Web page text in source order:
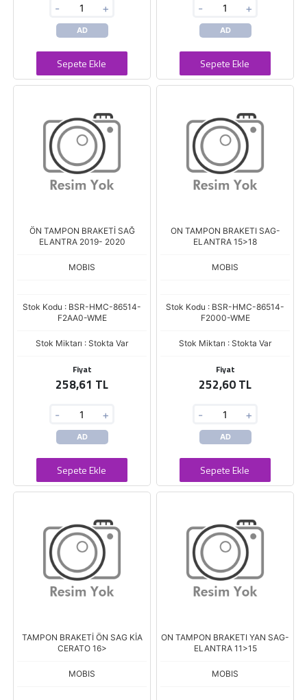
- +
AD
Sepete Ekle
- +
AD
Sepete Ekle
ÖN TAMPON BRAKETİ SAĞ
ELANTRA 2019- 2020
MOBIS
Stok Kodu : BSR-HMC-86514-
F2AA0-WME
Stok Miktarı : Stokta Var
Fiyat
258,61 TL
- +
AD
Sepete Ekle
ON TAMPON BRAKETI SAG-
ELANTRA 15>18
MOBIS
Stok Kodu : BSR-HMC-86514-
F2000-WME
Stok Miktarı : Stokta Var
Fiyat
252,60 TL
- +
AD
Sepete Ekle
TAMPON BRAKETİ ÖN SAG KİA
CERATO 16>
MOBIS
ON TAMPON BRAKETI YAN SAG-
ELANTRA 11>15
MOBIS